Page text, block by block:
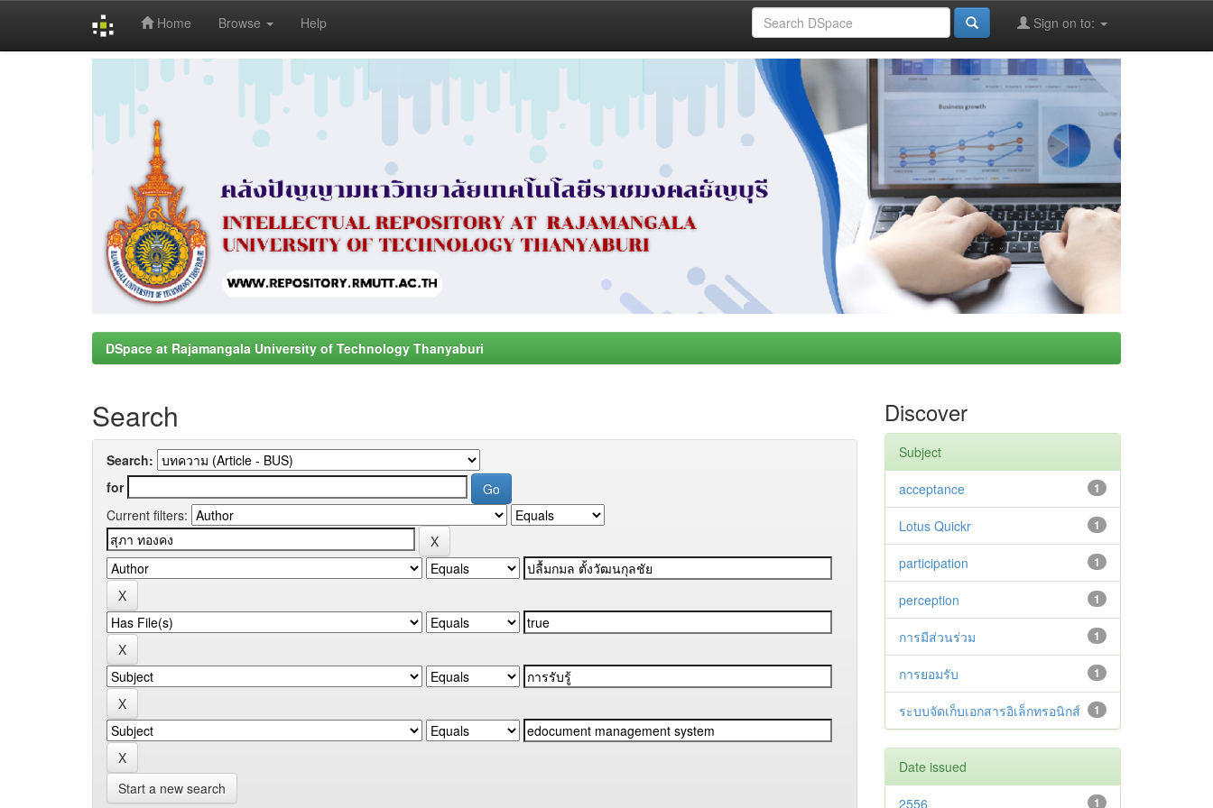
Home Browse Help Sign on to:
DSpace at Rajamangala University of Technology Thanyaburi
Search
Search:
for
Current filters:
Start a new search
Discover
Subject
1
acceptance
1
Lotus Quickr
1
participation
1
perception
1
การมีส่วนร่วม
1
การยอมรับ
1
ระบบจัดเก็บเอกสารอิเล็กทรอนิกส์
Date issued
1
2556